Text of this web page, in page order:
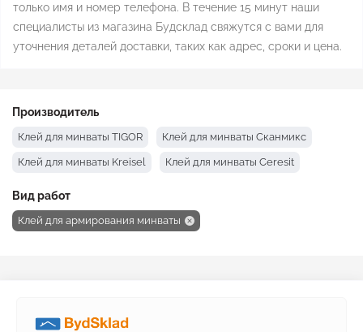
только имя и номер телефона. В течение 15 минут наши
специалисты из магазина Будсклад свяжутся с вами для
уточнения деталей доставки, таких как адрес, сроки и цена.
Производитель
Клей для минваты TIGOR Клей для минваты Сканмикс
Клей для минваты Kreisel Клей для минваты Ceresit
Вид работ
Клей для армирования минваты